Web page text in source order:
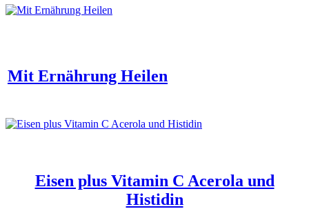
Mit Ernährung Heilen
Eisen plus Vitamin C Acerola und
Histidin